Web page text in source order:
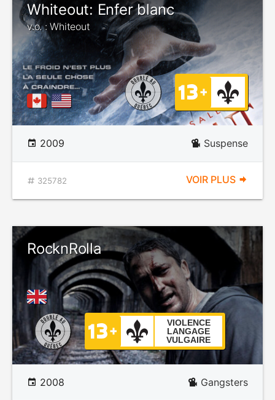
Whiteout: Enfer blanc
v.o. : Whiteout
2009 Suspense
325782 VOIR PLUS
RocknRolla
VIOLENCE
LANGAGE
VULGAIRE
2008 Gangsters